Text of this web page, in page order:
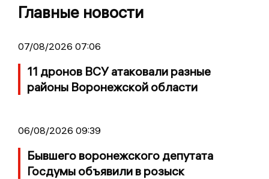
Главные новости
07/08/2026 07:06
11 дронов ВСУ атаковали разные
районы Воронежской области
06/08/2026 09:39
Бывшего воронежского депутата
Госдумы объявили в розыск